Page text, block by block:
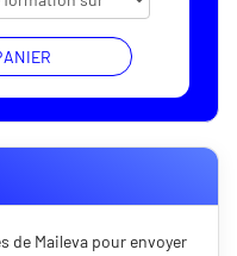
de Maileva pour envoyer